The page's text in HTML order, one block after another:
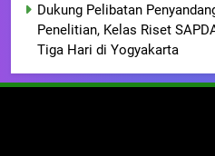
Dukung Pelibatan
Penelitian, Kelas Riset
Tiga Hari di Yogyakarta